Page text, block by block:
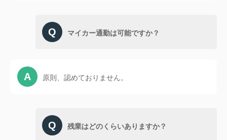
マイカー通勤は可能ですか？
原則、認めておりません。
残業はどのくらいありますか？